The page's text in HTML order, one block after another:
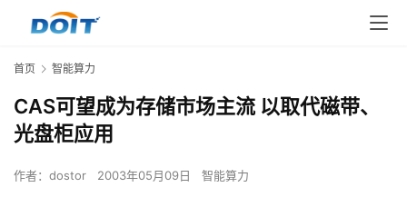
首页 智能算力
CAS可望成为存储市场主流 以取代磁带、
光盘柜应用
作者： dostor 2003年05月09日 智能算力